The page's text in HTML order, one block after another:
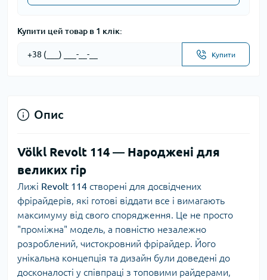
Купити цей товар в 1 клік:
Купити
Опис
Völkl Revolt 114 — Народжені для
великих гір
Лижі Revolt 114 створені для досвідчених
фрірайдерів, які готові віддати все і вимагають
максимуму від свого спорядження. Це не просто
"проміжна" модель, а повністю незалежно
розроблений, чистокровний фрірайдер. Його
унікальна концепція та дизайн були доведені до
досконалості у співпраці з топовими райдерами,